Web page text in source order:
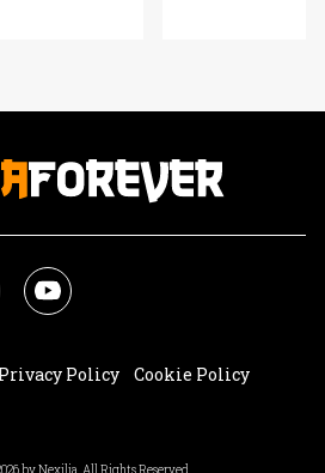
Privacy Policy
Cookie Policy